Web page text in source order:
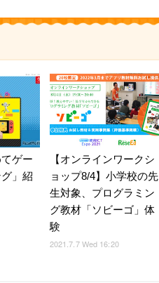
ゲー
」紹
【オンラインワークシ
ョップ8/4】小学校の先
生対象、プログラミン
グ教材「ソビーゴ」体
験
2021.7.7 Wed 16:20